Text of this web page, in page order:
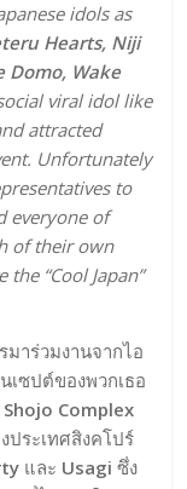
idols as
Hearts, Niji
Domo, Wake
viral idol like
attracted
Unfortunately
to
everyone of
of their own
“Cool Japan”
าร่วมงานจากไอ
ซปต์ของพวกเธอ
Shojo Complex
ประเทศสิงคโปร์
และ Usagi ซึ่ง